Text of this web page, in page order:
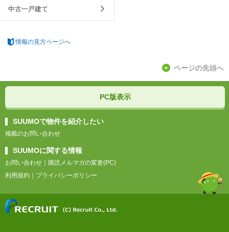
中古一戸建て
情報の見方ページへ
ページの先頭へ
PC版表示
SUUMOで物件を紹介したい
掲載のお問い合わせ
SUUMOに関する情報
お問い合わせ
購読メルマガの変更(PC)
利用規約
プライバシーポリシー